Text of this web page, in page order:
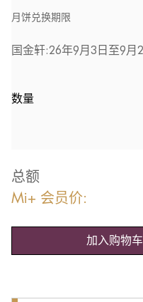
月饼兑换期限
数量
总额
Mi+ 会员价:
加入购物车